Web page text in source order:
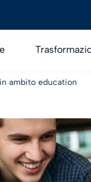
ambito education